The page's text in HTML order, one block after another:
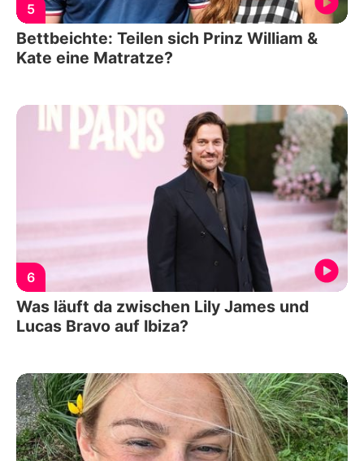
5
Bettbeichte: Teilen sich Prinz William &
Kate eine Matratze?
6
Was läuft da zwischen Lily James und
Lucas Bravo auf Ibiza?